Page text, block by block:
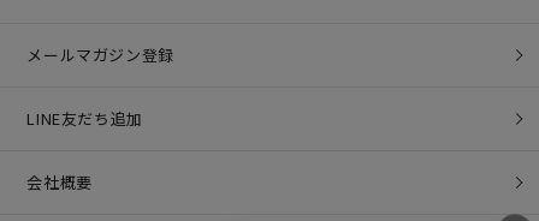
メールマガジン登録
LINE友だち追加
会社概要